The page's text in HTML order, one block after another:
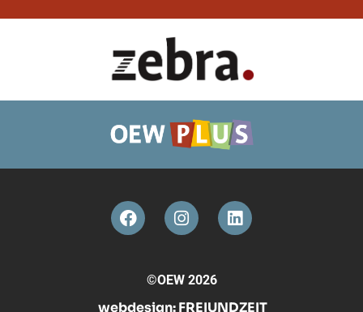
©OEW 2026
webdesign:FREIUNDZEIT